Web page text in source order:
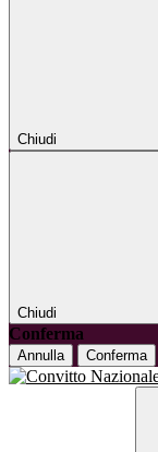
Chiudi
Chiudi
Conferma
Annulla Conferma